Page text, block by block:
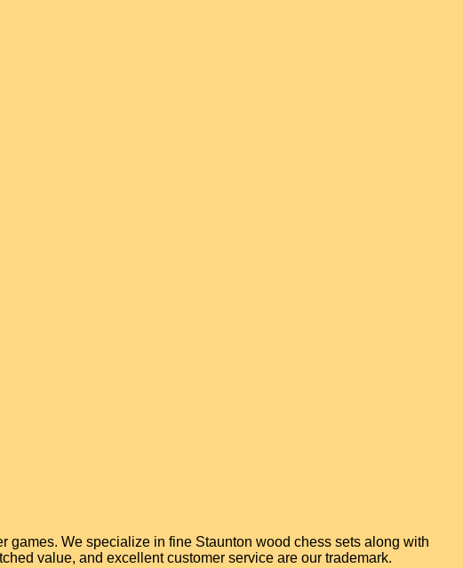
games. We specialize in fine Staunton wood chess sets along with
value, and excellent customer service are our trademark.